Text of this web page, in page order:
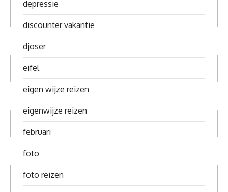
depressie
discounter vakantie
djoser
eifel
eigen wijze reizen
eigenwijze reizen
februari
foto
foto reizen